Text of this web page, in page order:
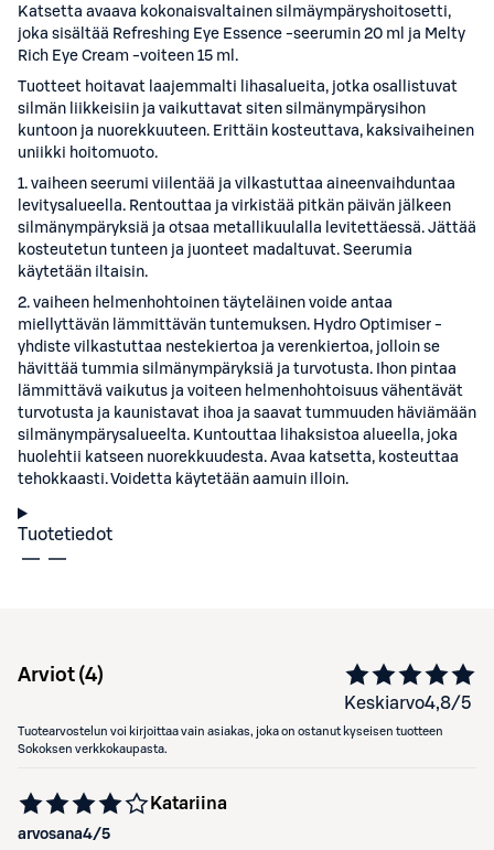
Katsetta avaava kokonaisvaltainen silmäympäryshoitosetti,
joka sisältää Refreshing Eye Essence -seerumin 20 ml ja Melty
Rich Eye Cream -voiteen 15 ml.
Tuotteet hoitavat laajemmalti lihasalueita, jotka osallistuvat
silmän liikkeisiin ja vaikuttavat siten silmänympärysihon
kuntoon ja nuorekkuuteen. Erittäin kosteuttava, kaksivaiheinen
uniikki hoitomuoto.
1. vaiheen seerumi viilentää ja vilkastuttaa aineenvaihduntaa
levitysalueella. Rentouttaa ja virkistää pitkän päivän jälkeen
silmänympäryksiä ja otsaa metallikuulalla levitettäessä. Jättää
kosteutetun tunteen ja juonteet madaltuvat. Seerumia
käytetään iltaisin.
2. vaiheen helmenhohtoinen täyteläinen voide antaa
miellyttävän lämmittävän tuntemuksen. Hydro Optimiser -
yhdiste vilkastuttaa nestekiertoa ja verenkiertoa, jolloin se
hävittää tummia silmänympäryksiä ja turvotusta. Ihon pintaa
lämmittävä vaikutus ja voiteen helmenhohtoisuus vähentävät
turvotusta ja kaunistavat ihoa ja saavat tummuuden häviämään
silmänympärysalueelta. Kuntouttaa lihaksistoa alueella, joka
huolehtii katseen nuorekkuudesta. Avaa katsetta, kosteuttaa
tehokkaasti. Voidetta käytetään aamuin illoin.
Tuotetiedot
Arviot (4)
Keskiarvo4,8/5
Tuotearvostelun voi kirjoittaa vain asiakas, joka on ostanut kyseisen tuotteen
Sokoksen verkkokaupasta.
arvosana4/5
Katariina